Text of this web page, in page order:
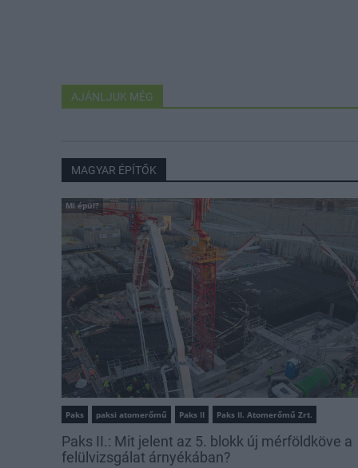
AJÁNLJUK MÉG
MAGYAR ÉPÍTŐK
Mi épül?
Paks paksi atomerőmű Paks II Paks II. Atomerőmű Zrt.
Paks II.: Mit jelent az 5. blokk új mérföldköve a
felülvizsgálat árnyékában?